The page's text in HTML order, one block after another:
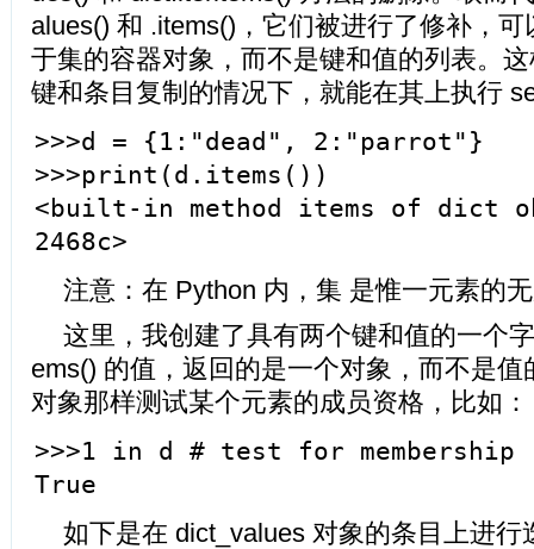
alues() 和 .items()，它们被进行了修补，
于集的容器对象，而不是键和值的列表。
键和条目复制的情况下，就能在其上执行
>>>d = {1:"dead", 2:"parrot"}
>>>print(d.items())
<built-in method items of dict
2468c>
注意：在 Python 内，集 是惟一元素的
这里，我创建了具有两个键和值的一个
ems() 的值，返回的是一个对象，而不是
对象那样测试某个元素的成员资格，比如：
>>>1 in d # test for membership
True
如下是在 dict_values 对象的条目上进行